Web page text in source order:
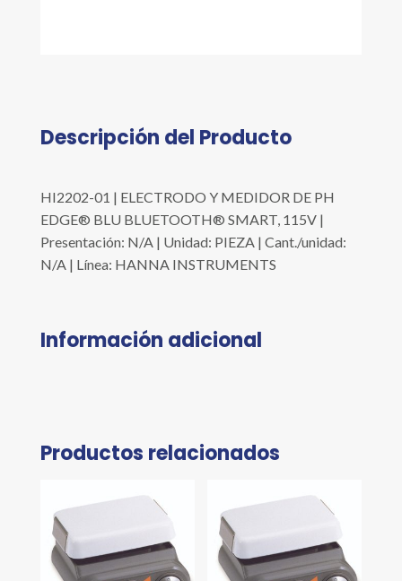
Descripción del Producto
HI2202-01 | ELECTRODO Y MEDIDOR DE PH
EDGE® BLU BLUETOOTH® SMART, 115V |
Presentación: N/A | Unidad: PIEZA | Cant./unidad:
N/A | Línea: HANNA INSTRUMENTS
Información adicional
Productos relacionados